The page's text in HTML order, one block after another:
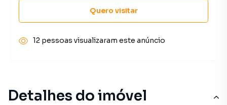
Detalhes do imóvel
Quero visitar
12 pessoas visualizaram este anúncio